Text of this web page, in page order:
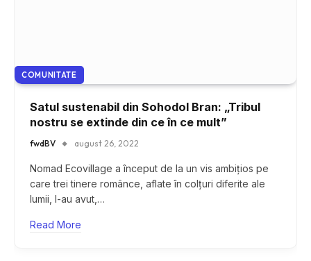
COMUNITATE
Satul sustenabil din Sohodol Bran: „Tribul
nostru se extinde din ce în ce mult”
fwdBV august 26, 2022
Nomad Ecovillage a început de la un vis ambițios pe
care trei tinere românce, aflate în colțuri diferite ale
lumii, l-au avut,…
Read More